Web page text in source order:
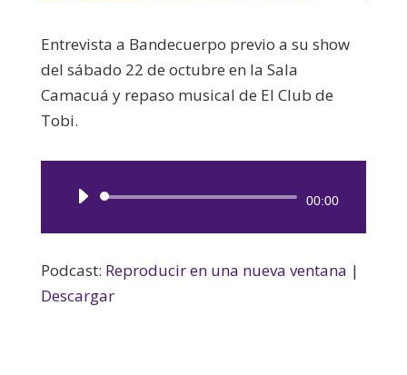
Entrevista a Bandecuerpo previo a su show
del sábado 22 de octubre en la Sala
Camacuá y repaso musical de El Club de
Tobi.
Reproductor
00:00
Podcast: Reproducir en una nueva ventana |
Descargar